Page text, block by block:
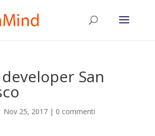
San
Nov 25, 2017| 0 commenti